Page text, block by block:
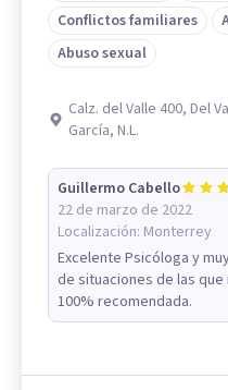
Conflictos familiares
Abuso sexual
Calz. del Valle 400, Del
García, N.L.
Guillermo Cabello
22 de marzo de 2022
Localización: Monterrey
Excelente Psicóloga y
de situaciones de las
100% recomendada.